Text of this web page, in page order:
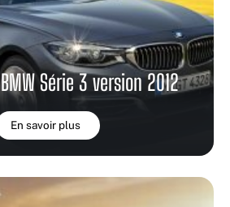
Série 3 version 2012
En savoir plus